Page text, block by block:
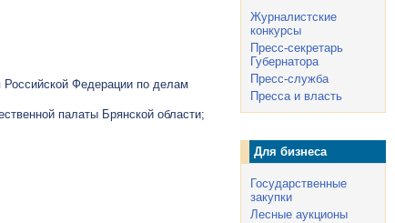
Российской Федерации по делам
палаты Брянской области;
Журналистские
конкурсы
Пресс-секретарь
Губернатора
Пресс-служба
Пресса и власть
Для бизнеса
Государственные
закупки
Лесные аукционы